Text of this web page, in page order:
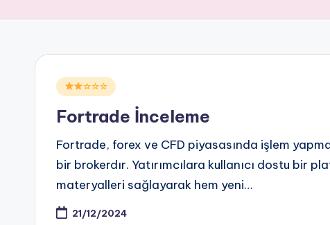
Posted☆☆☆
Fortrade İnceleme
Fortrade, forex ve CFD piyasasında işlem
bir brokerdır. Yatırımcılara kullanıcı dostu bir
materyalleri sağlayarak hem yeni…
21/12/2024